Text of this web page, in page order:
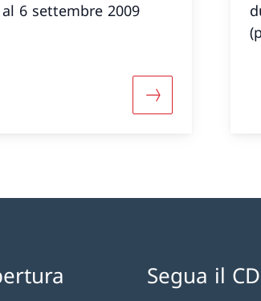
6 settembre 2009
Maggiori
Segua il